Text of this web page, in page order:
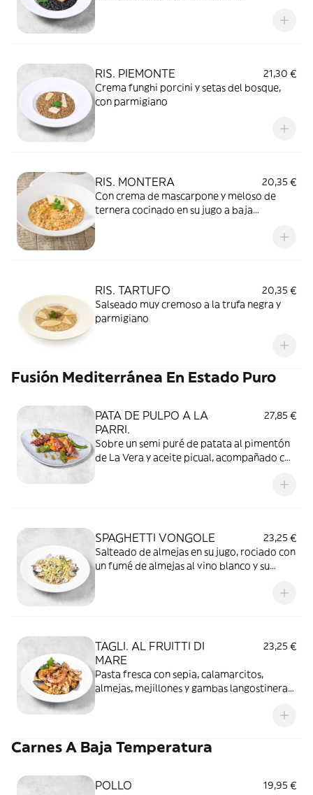
RIS. PIEMONTE
21,30 €
Crema funghi porcini y setas del bosque,
con parmigiano
RIS. MONTERA
20,35 €
Con crema de mascarpone y meloso de
ternera cocinado en su jugo a baja
RIS. TARTUFO
20,35 €
Salseado muy cremoso a la trufa negra y
parmigiano
Fusión Mediterránea En Estado Puro
PATA DE PULPO A LA
PARRI.
27,85 €
Sobre un semi puré de patata al pimentón
de La Vera y aceite picual, acompañado con
SPAGHETTI VONGOLE
23,25 €
Salteado de almejas en su jugo, rociado con
un fumé de almejas al vino blanco y su
TAGLI. AL FRUITTI DI
MARE
23,25 €
Pasta fresca con sepia, calamarcitos,
almejas, mejillones y gambas langostineras,
Carnes A Baja Temperatura
POLLO
19,95 €